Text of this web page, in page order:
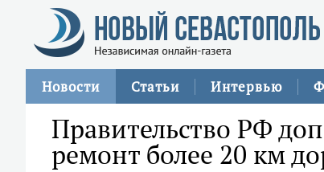
Новости Статьи Интервью
Правительство РФ
ремонт более 20 км